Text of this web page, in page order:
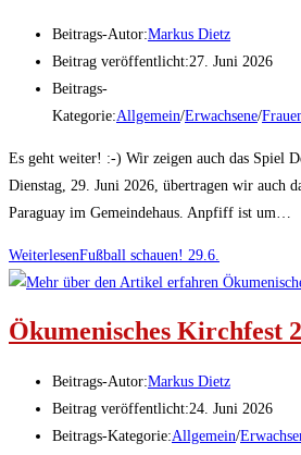
Beitrags-Autor:Markus Dietz
Beitrag veröffentlicht:27. Juni 2026
Beitrags-
Kategorie:Allgemein/Erwachsene/
Es geht weiter! :-) Wir zeigen auch das Spiel
Dienstag, 29. Juni 2026, übertragen wir auch
Paraguay im Gemeindehaus. Anpfiff ist um…
WeiterlesenFußball schauen! 29.6.
Ökumenisches Kirchfest
Beitrags-Autor:Markus Dietz
Beitrag veröffentlicht:24. Juni 2026
Beitrags-Kategorie:Allgemein/